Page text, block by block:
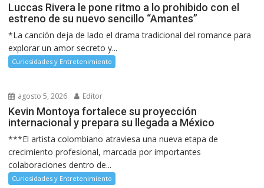
Luccas Rivera le pone ritmo a lo prohibido con el
estreno de su nuevo sencillo “Amantes”
*La canción deja de lado el drama tradicional del romance para
explorar un amor secreto y...
Curiosidades y Entretenimiento
agosto 5, 2026 Editor
Kevin Montoya fortalece su proyección
internacional y prepara su llegada a México
***El artista colombiano atraviesa una nueva etapa de
crecimiento profesional, marcada por importantes
colaboraciones dentro de...
Curiosidades y Entretenimiento